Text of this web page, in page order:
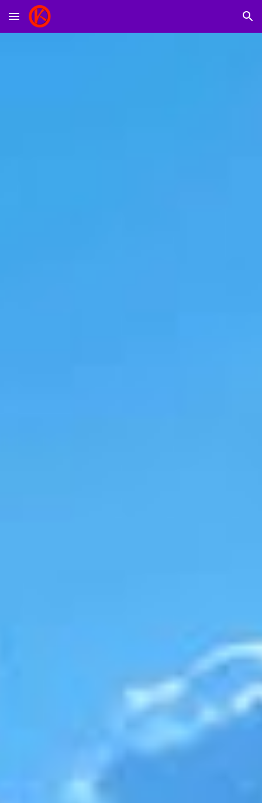
Skip to main content Skip to navigation